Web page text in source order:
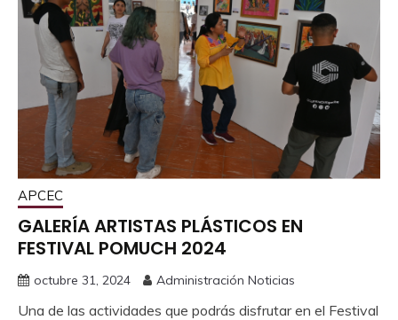
APCEC
GALERÍA ARTISTAS PLÁSTICOS EN
FESTIVAL POMUCH 2024
octubre 31, 2024 Administración Noticias
Una de las actividades que podrás disfrutar en el Festival